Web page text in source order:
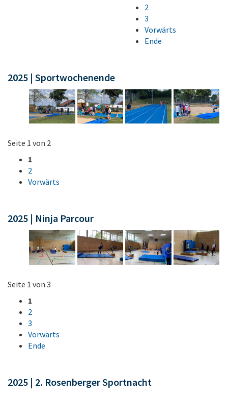
2
3
Vorwärts
Ende
2025 | Sportwochenende
Seite 1 von 2
1
2
Vorwärts
2025 | Ninja Parcour
Seite 1 von 3
1
2
3
Vorwärts
Ende
2025 | 2. Rosenberger Sportnacht